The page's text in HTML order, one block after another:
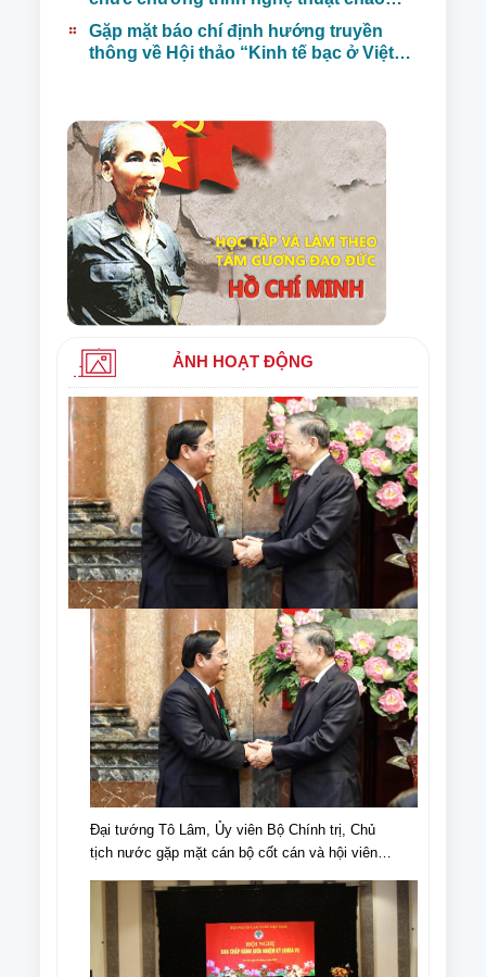
mừng thành công Đại hộiXIV của đảng,
biểu dương NCT tiêu biểu trong các
phong trào thi đua yêu nước
Gặp mặt báo chí định hướng truyền
thông về Hội thảo “Kinh tế bạc ở Việt
ẢNH HOẠT ĐỘNG
Đại tướng Tô Lâm, Ủy viên Bộ Chính trị, Chủ
tịch nước gặp mặt cán bộ cốt cán và hội viên
Ngày NCT Việt Nam (6/6/1941-6/6/2024).